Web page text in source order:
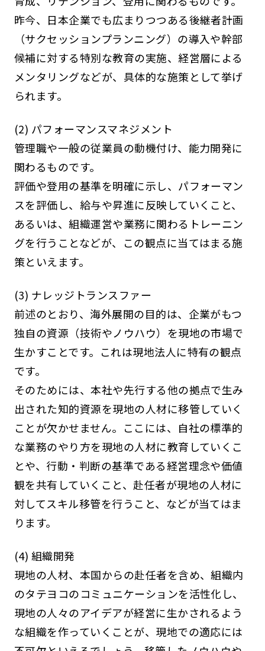
昨今、日本企業でも広まりつつある後継者計画
（サクセッションプランニング）の導入や幹部
候補に対する特別な教育の実施、経営層による
メンタリングなどが、具体的な施策として挙げ
られます。
(2) パフォーマンスマネジメント
管理職や一般の従業員の動機付け、能力開発に
関わるものです。
評価や登用の基準を明確に示し、パフォーマン
スを評価し、給与や昇進に反映していくこと、
あるいは、組織運営や業務に関わるトレーニン
グを行うことなどが、この観点に当てはまる施
策といえます。
(3) ナレッジトランスファー
前述のとおり、海外展開の目的は、企業がもつ
独自の資源（技術やノウハウ）を現地の市場で
生かすことです。これは現地法人に特有の観点
です。
そのためには、本社や先行する他の拠点で生み
出された知的資源を現地の人材に移管していく
ことが欠かせません。ここには、自社の標準的
な業務のやり方を現地の人材に教育していくこ
とや、行動・判断の基準である経営理念や価値
観を共有していくこと、赴任者が現地の人材に
対してスキル移管を行うこと、などが当てはま
ります。
(4) 組織開発
現地の人材、本国からの赴任者を含め、組織内
のタテヨコのコミュニケーションを活性化し、
現地の人々のアイデアが経営に生かされるよう
な組織を作っていくことが、現地での適応には